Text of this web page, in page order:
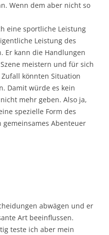
Wenn dem aber nicht so
eine sportliche Leistung
Leistung des
Er kann die Handlungen
meistern und für sich
könnten Situation
Damit würde es kein
mehr geben. Also ja,
spezielle Form des
gemeinsames Abenteuer
abwägen und er
Art beeinflussen.
teste ich aber mein